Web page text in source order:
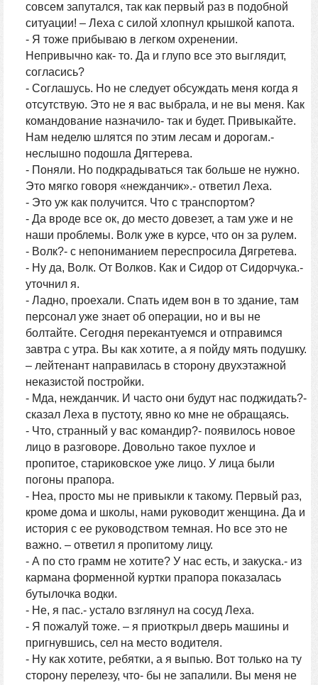
совсем запутался, так как первый раз в подобной
ситуации! – Леха с силой хлопнул крышкой капота.
- Я тоже прибываю в легком охренении.
Непривычно как- то. Да и глупо все это выглядит,
согласись?
- Соглашусь. Но не следует обсуждать меня когда я
отсутствую. Это не я вас выбрала, и не вы меня. Как
командование назначило- так и будет. Привыкайте.
Нам неделю шлятся по этим лесам и дорогам.-
неслышно подошла Дягтерева.
- Поняли. Но подкрадываться так больше не нужно.
Это мягко говоря «нежданчик».- ответил Леха.
- Это уж как получится. Что с транспортом?
- Да вроде все ок, до место довезет, а там уже и не
наши проблемы. Волк уже в курсе, что он за рулем.
- Волк?- с непониманием переспросила Дягретева.
- Ну да, Волк. От Волков. Как и Сидор от Сидорчука.-
уточнил я.
- Ладно, проехали. Спать идем вон в то здание, там
персонал уже знает об операции, но и вы не
болтайте. Сегодня перекантуемся и отправимся
завтра с утра. Вы как хотите, а я пойду мять подушку.
– лейтенант направилась в сторону двухэтажной
неказистой постройки.
- Мда, нежданчик. И часто они будут нас поджидать?-
сказал Леха в пустоту, явно ко мне не обращаясь.
- Что, странный у вас командир?- появилось новое
лицо в разговоре. Довольно такое пухлое и
пропитое, стариковское уже лицо. У лица были
погоны прапора.
- Неа, просто мы не привыкли к такому. Первый раз,
кроме дома и школы, нами руководит женщина. Да и
история с ее руководством темная. Но все это не
важно. – ответил я пропитому лицу.
- А по сто грамм не хотите? У нас есть, и закуска.- из
кармана форменной куртки прапора показалась
бутылочка водки.
- Не, я пас.- устало взглянул на сосуд Леха.
- Я пожалуй тоже. – я приоткрыл дверь машины и
пригнувшись, сел на место водителя.
- Ну как хотите, ребятки, а я выпью. Вот только на ту
сторону перелезу, что- бы не запалили. Вы меня не